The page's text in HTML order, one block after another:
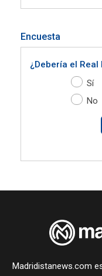
Encuesta
¿Debería el
Sí
No
Madridistanews.com